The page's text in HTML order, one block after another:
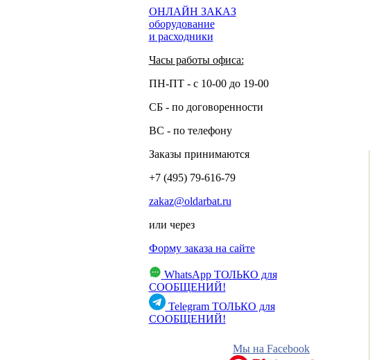
ОНЛАЙН ЗАКАЗ
оборудование
и расходники
Часы работы офиса:
ПН-ПТ - с 10-00 до 19-00
СБ - по договоренности
ВС - по телефону
Заказы принимаются
+7 (495) 79-616-79
zakaz@oldarbat.ru
или через
Форму заказа на сайте
WhatsAppТОЛЬКО для
СООБЩЕНИЙ!
TelegramТОЛЬКО для
СООБЩЕНИЙ!
Мы на Facebook